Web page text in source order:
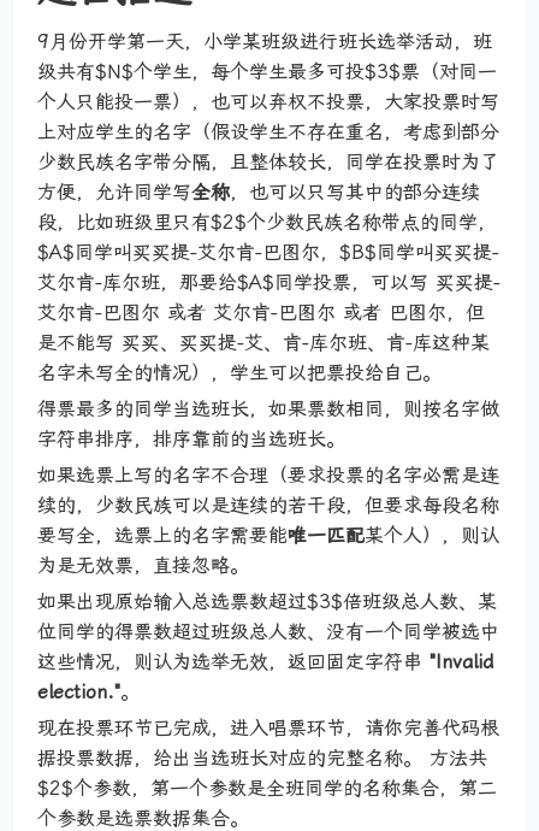
9月份开学第一天，小学某班级进行班长选举活动，班
级共有$N$个学生，每个学生最多可投$3$票（对同一
个人只能投一票），也可以弃权不投票，大家投票时写
上对应学生的名字（假设学生不存在重名，考虑到部分
少数民族名字带分隔，且整体较长，同学在投票时为了
方便，允许同学写全称，也可以只写其中的部分连续
段，比如班级里只有$2$个少数民族名称带点的同学，
$A$同学叫买买提-艾尔肯-巴图尔，$B$同学叫买买提-
艾尔肯-库尔班，那要给$A$同学投票，可以写 买买提-
艾尔肯-巴图尔 或者 艾尔肯-巴图尔 或者 巴图尔，但
是不能写 买买、买买提-艾、肯-库尔班、肯-库这种某
名字未写全的情况），学生可以把票投给自己。
得票最多的同学当选班长，如果票数相同，则按名字做
字符串排序，排序靠前的当选班长。
如果选票上写的名字不合理（要求投票的名字必需是连
续的，少数民族可以是连续的若干段，但要求每段名称
要写全，选票上的名字需要能唯一匹配某个人），则认
为是无效票，直接忽略。
如果出现原始输入总选票数超过$3$倍班级总人数、某
位同学的得票数超过班级总人数、没有一个同学被选中
这些情况，则认为选举无效，返回固定字符串 "Invalid
election."。
现在投票环节已完成，进入唱票环节，请你完善代码根
据投票数据，给出当选班长对应的完整名称。 方法共
$2$个参数，第一个参数是全班同学的名称集合，第二
个参数是选票数据集合。